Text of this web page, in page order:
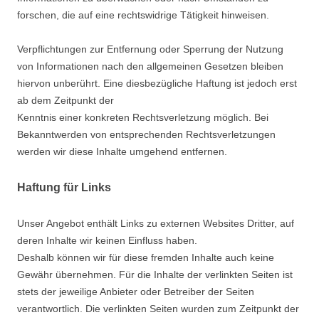
forschen, die auf eine rechtswidrige Tätigkeit hinweisen.
Verpflichtungen zur Entfernung oder Sperrung der Nutzung
von Informationen nach den allgemeinen Gesetzen bleiben
hiervon unberührt. Eine diesbezügliche Haftung ist jedoch erst
ab dem Zeitpunkt der
Kenntnis einer konkreten Rechtsverletzung möglich. Bei
Bekanntwerden von entsprechenden Rechtsverletzungen
werden wir diese Inhalte umgehend entfernen.
Haftung für Links
Unser Angebot enthält Links zu externen Websites Dritter, auf
deren Inhalte wir keinen Einfluss haben.
Deshalb können wir für diese fremden Inhalte auch keine
Gewähr übernehmen. Für die Inhalte der verlinkten Seiten ist
stets der jeweilige Anbieter oder Betreiber der Seiten
verantwortlich. Die verlinkten Seiten wurden zum Zeitpunkt der